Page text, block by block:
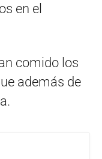
en el
comido los
además de